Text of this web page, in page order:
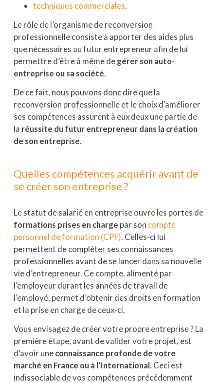
techniques commerciales.
Le rôle de l’organisme de reconversion
professionnelle consiste à apporter des aides plus
que nécessaires au futur entrepreneur afin de lui
permettre d’être à même degérer son auto-
entreprise ou sa société.
De ce fait, nous pouvons donc dire que la
reconversion professionnelle et le choix d’améliorer
ses compétences assurent à eux deux une partie de
la réussite du futur entrepreneur dans la création
de son entreprise.
Quelles compétences acquérir avant de
se créer son entreprise ?
Le statut de salarié en entreprise ouvre les portes de
formations prises en charge par son compte
personnel de formation (CPF). Celles-ci lui
permettent de compléter ses connaissances
professionnelles avant de se lancer dans sa nouvelle
vie d’entrepreneur. Ce compte, alimenté par
l’employeur durant les années de travail de
l’employé, permet d’obtenir des droits en formation
et la prise en charge de ceux-ci.
Vous envisagez de créer votre propre entreprise ? La
première étape, avant de valider votre projet, est
d’avoir uneconnaissance profonde de votre
marché en France ou à l’International. Ceci est
indissociable de vos compétences précédemment